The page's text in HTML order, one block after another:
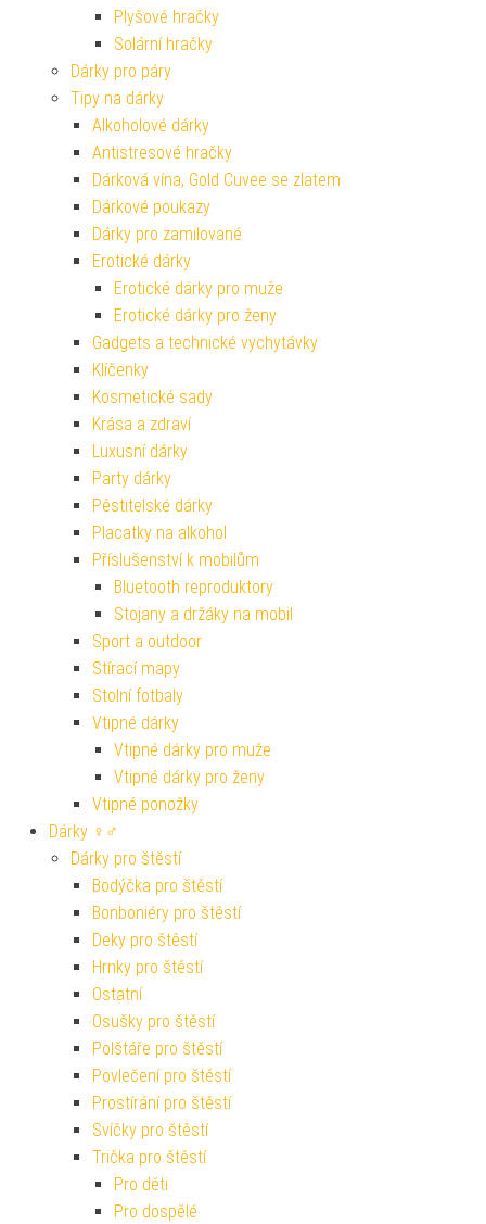
Plyšové hračky
Solární hračky
Dárky pro páry
Tipy na dárky
Alkoholové dárky
Antistresové hračky
Dárková vína, Gold Cuvee se zlatem
Dárkové poukazy
Dárky pro zamilované
Erotické dárky
Erotické dárky pro muže
Erotické dárky pro ženy
Gadgets a technické vychytávky
Klíčenky
Kosmetické sady
Krása a zdraví
Luxusní dárky
Party dárky
Pěstitelské dárky
Placatky na alkohol
Příslušenství k mobilům
Bluetooth reproduktory
Stojany a držáky na mobil
Sport a outdoor
Stírací mapy
Stolní fotbaly
Vtipné dárky
Vtipné dárky pro muže
Vtipné dárky pro ženy
Vtipné ponožky
Dárky ♀♂
Dárky pro štěstí
Bodýčka pro štěstí
Bonboniéry pro štěstí
Deky pro štěstí
Hrnky pro štěstí
Ostatní
Osušky pro štěstí
Polštáře pro štěstí
Povlečení pro štěstí
Prostírání pro štěstí
Svíčky pro štěstí
Trička pro štěstí
Pro děti
Pro dospělé